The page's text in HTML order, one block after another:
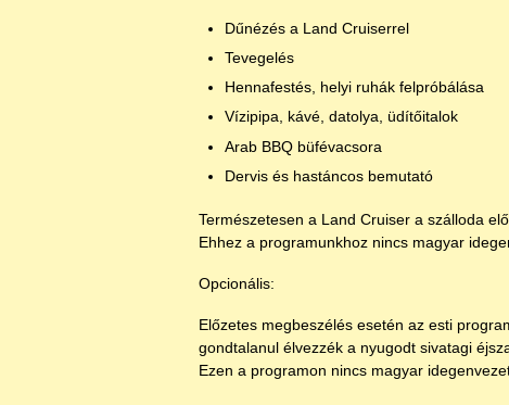
Dűnézés a Land Cruiserrel
Tevegelés
Hennafestés, helyi ruhák felpróbálása
Vízipipa, kávé, datolya, üdítőitalok
Arab BBQ büfévacsora
Dervis és hastáncos bemutató
Természetesen a Land Cruiser a szálloda
Ehhez a programunkhoz nincs magyar
Opcionális:
Előzetes megbeszélés esetén az esti
gondtalanul élvezzék a nyugodt sivatagi
Ezen a programon nincs magyar